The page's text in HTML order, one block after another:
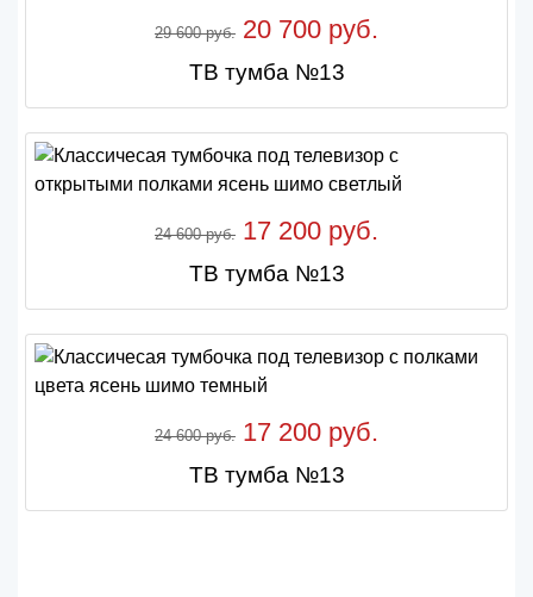
29 600 руб. 20 700 руб.
ТВ тумба №13
24 600 руб. 17 200 руб.
ТВ тумба №13
24 600 руб. 17 200 руб.
ТВ тумба №13